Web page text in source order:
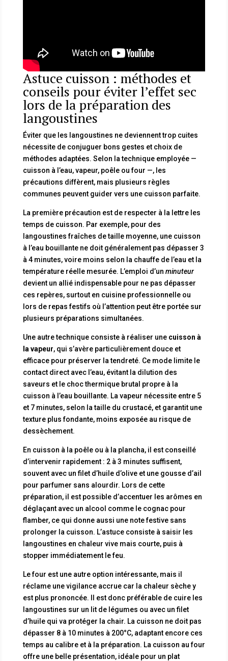
Astuce cuisson : méthodes et
conseils pour éviter l’effet sec
lors de la préparation des
langoustines
Éviter que les langoustines ne deviennent trop cuites
nécessite de conjuguer bons gestes et choix de
méthodes adaptées. Selon la technique employée —
cuisson à l’eau, vapeur, poêle ou four —, les
précautions diffèrent, mais plusieurs règles
communes peuvent guider vers une cuisson parfaite.
La première précaution est de respecter à la lettre les
temps de cuisson. Par exemple, pour des
langoustines fraîches de taille moyenne, une cuisson
à l’eau bouillante ne doit généralement pas dépasser 3
à 4 minutes, voire moins selon la chauffe de l’eau et la
température réelle mesurée. L’emploi d’un minuteur
devient un allié indispensable pour ne pas dépasser
ces repères, surtout en cuisine professionnelle ou
lors de repas festifs où l’attention peut être portée sur
plusieurs préparations simultanées.
Une autre technique consiste à réaliser une cuisson à
la vapeur, qui s’avère particulièrement douce et
efficace pour préserver la tendreté. Ce mode limite le
contact direct avec l’eau, évitant la dilution des
saveurs et le choc thermique brutal propre à la
cuisson à l’eau bouillante. La vapeur nécessite entre 5
et 7 minutes, selon la taille du crustacé, et garantit une
texture plus fondante, moins exposée au risque de
dessèchement.
En cuisson à la poêle ou à la plancha, il est conseillé
d’intervenir rapidement : 2 à 3 minutes suffisent,
souvent avec un filet d’huile d’olive et une gousse d’ail
pour parfumer sans alourdir. Lors de cette
préparation, il est possible d’accentuer les arômes en
déglaçant avec un alcool comme le cognac pour
flamber, ce qui donne aussi une note festive sans
prolonger la cuisson. L’astuce consiste à saisir les
langoustines en chaleur vive mais courte, puis à
stopper immédiatement le feu.
Le four est une autre option intéressante, mais il
réclame une vigilance accrue car la chaleur sèche y
est plus prononcée. Il est donc préférable de cuire les
langoustines sur un lit de légumes ou avec un filet
d’huile qui va protéger la chair. La cuisson ne doit pas
dépasser 8 à 10 minutes à 200°C, adaptant encore ces
temps au calibre et à la préparation. La cuisson au four
offre une belle présentation, idéale pour un plat